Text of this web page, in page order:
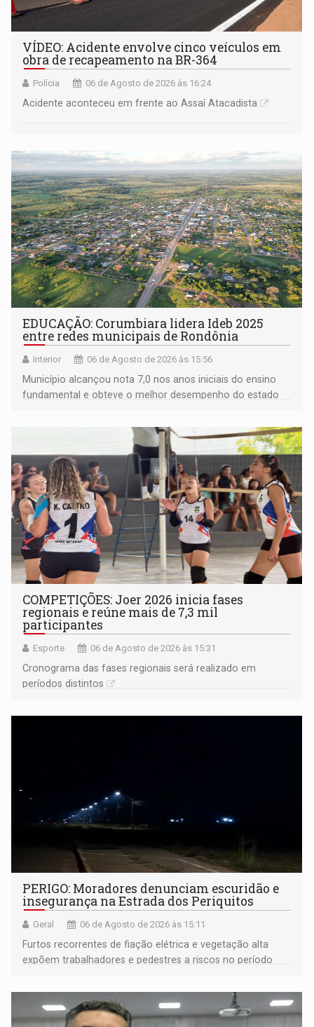
VÍDEO: Acidente envolve cinco veículos em
obra de recapeamento na BR-364
Polícia 06 de Agosto de 2026 às 16:24
Acidente aconteceu em frente ao Assaí Atacadista
EDUCAÇÃO: Corumbiara lidera Ideb 2025
entre redes municipais de Rondônia
Interior 06 de Agosto de 2026 às 15:56
Município alcançou nota 7,0 nos anos iniciais do ensino
fundamental e obteve o melhor desempenho do estado
COMPETIÇÕES: Joer 2026 inicia fases
regionais e reúne mais de 7,3 mil
participantes
Esporte 06 de Agosto de 2026 às 15:31
Cronograma das fases regionais será realizado em
períodos distintos
PERIGO: Moradores denunciam escuridão e
insegurança na Estrada dos Periquitos
Geral 06 de Agosto de 2026 às 15:11
Furtos recorrentes de fiação elétrica e vegetação alta
expõem trabalhadores e pedestres a riscos no período